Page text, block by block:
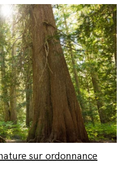
sur ordonnance